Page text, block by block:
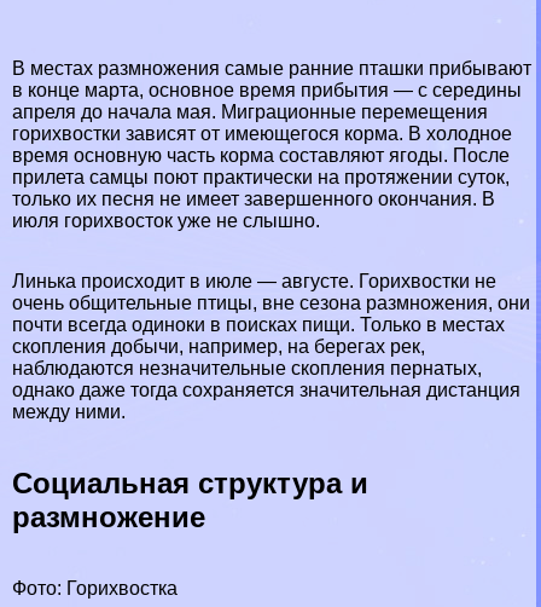
В местах размножения самые ранние пташки прибывают
в конце марта, основное время прибытия — с середины
апреля до начала мая. Миграционные перемещения
горихвостки зависят от имеющегося корма. В холодное
время основную часть корма составляют ягоды. После
прилета самцы поют пpaктически на протяжении суток,
только их песня не имеет завершенного окончания. В
июля горихвосток уже не слышно.
Линька происходит в июле — августе. Горихвостки не
очень общительные птицы, вне сезона размножения, они
почти всегда одиноки в поисках пищи. Только в местах
скопления добычи, например, на берегах рек,
наблюдаются незначительные скопления пернатых,
однако даже тогда сохраняется значительная дистанция
между ними.
Социальная структура и
размножение
Фото: Горихвостка